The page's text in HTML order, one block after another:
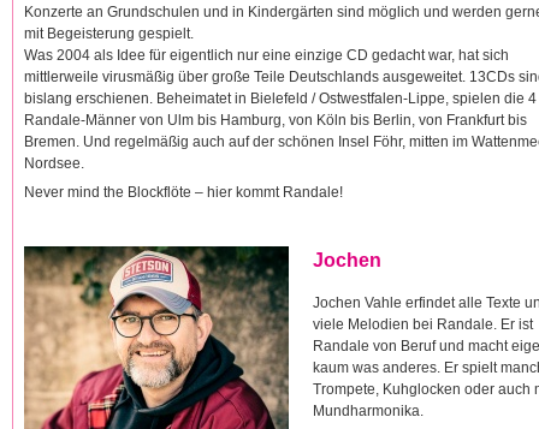
Konzerte an Grundschulen und in Kindergärten sind möglich und werden
mit Begeisterung gespielt.
Was 2004 als Idee für eigentlich nur eine einzige CD gedacht war, hat sich
mittlerweile virusmäßig über große Teile Deutschlands ausgeweitet. 13CDs
bislang erschienen. Beheimatet in Bielefeld / Ostwestfalen-Lippe, spielen die 4
Randale-Männer von Ulm bis Hamburg, von Köln bis Berlin, von Frankfurt bis
Bremen. Und regelmäßig auch auf der schönen Insel Föhr, mitten im
Nordsee.
Never mind the Blockflöte – hier kommt Randale!
Jochen
Jochen Vahle erfindet alle Texte
viele Melodien bei Randale. Er ist
Randale von Beruf und macht
kaum was anderes. Er spielt
Trompete, Kuhglocken oder auch
Mundharmonika.